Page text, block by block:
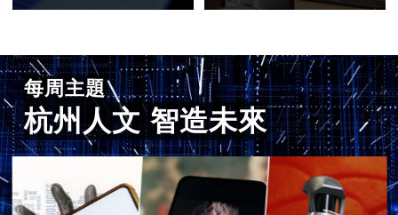
每周主題
杭州人文 智造未來